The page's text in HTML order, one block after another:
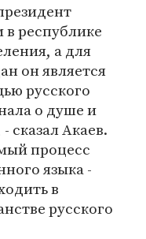
республике
а для
он является
русского
о душе и
сказал Акаев.
процесс
языка -
в
русского